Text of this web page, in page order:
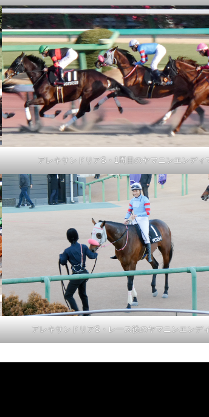
アレキサンドリアS・1周目のヤマニンエンディ
アレキサンドリアS・レース後のヤマニンエンデ